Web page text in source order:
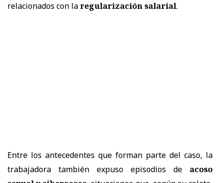
relacionados con laregularización salarial.
Entre los antecedentes que forman parte del caso, la
trabajadora también expuso episodios de acoso